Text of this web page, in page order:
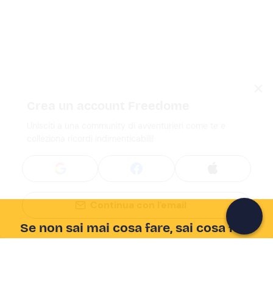
Se non sai mai cosa fare, sai cosa fare